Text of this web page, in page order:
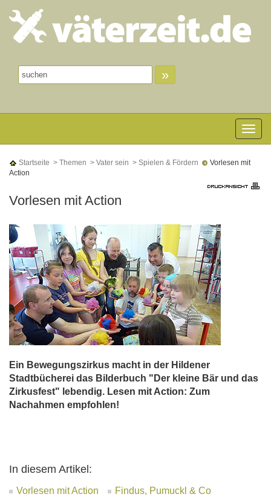
»
Toggle
Startseite > Themen > Vater sein > Spielen & Fördern
Vorlesen mit
Action
Vorlesen mit Action
Ein Bewegungszirkus macht in der Hildener
Stadtbücherei das Bilderbuch "Der kleine Bär und das
Zirkusfest" lebendig. Lesen mit Action: Zum
Nachahmen empfohlen!
In diesem Artikel:
Vorlesen mit Action
Findus, Pumuckl & Co